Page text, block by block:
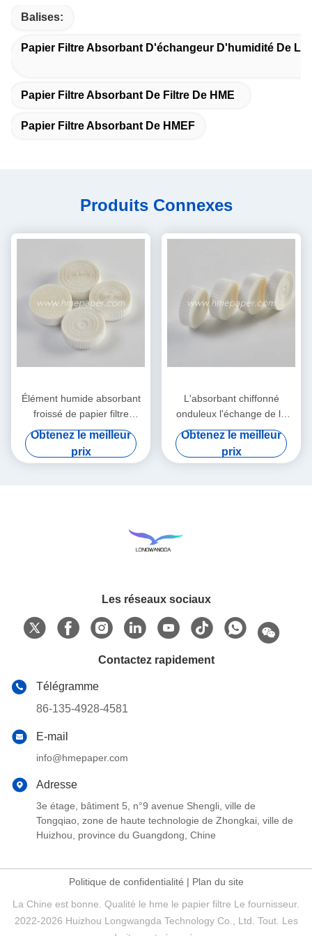
Balises:
Papier Filtre Absorbant D'échangeur D'humidité De La
Papier Filtre Absorbant De Filtre De HME
Papier Filtre Absorbant De HMEF
Produits Connexes
Élément humide absorbant
froissé de papier filtre
d'échangeur de la chaleur et
Obtenez le meilleur
prix
L'absorbant chiffonné
onduleux l'échange de la
chaleur et d'humidité de
Obtenez le meilleur
prix
Les réseaux sociaux
Contactez rapidement
Télégramme
86-135-4928-4581
E-mail
info@hmepaper.com
Adresse
3e étage, bâtiment 5, n°9 avenue Shengli, ville de
Tongqiao, zone de haute technologie de Zhongkai, ville de
Huizhou, province du Guangdong, Chine
Politique de confidentialité | Plan du site
La Chine est bonne. Qualité le hme le papier filtre Le fournisseur.
2022-2026 Huizhou Longwangda Technology Co., Ltd. Tout. Les